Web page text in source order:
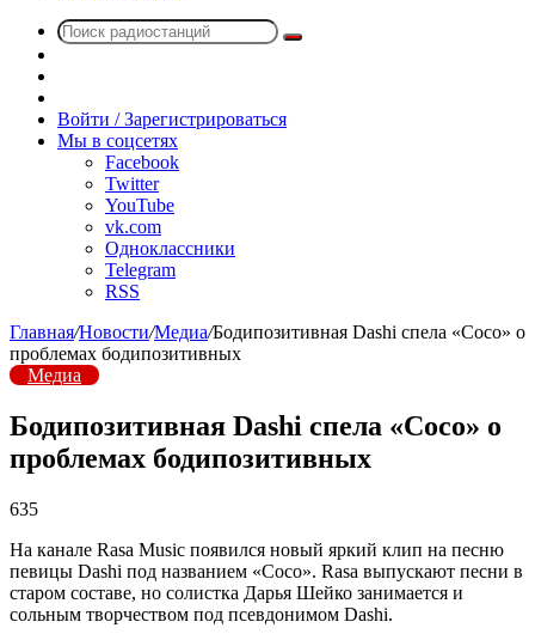
Поиск
радио
Войти / Зарегистрироваться
Мы в соцсетях
Facebook
Twitter
YouTube
vk.com
Одноклассники
Telegram
RSS
Главная/Новости/Медиа/Бодипозитивная Dashi спела «Coco» о
проблемах бодипозитивных
Медиа
Бодипозитивная Dashi спела «Coco» о
проблемах бодипозитивных
635
На канале Rasa Music появился новый яркий клип на песню
певицы Dashi под названием «Coco». Rasa выпускают песни в
старом составе, но солистка Дарья Шейко занимается и
сольным творчеством под псевдонимом Dashi.